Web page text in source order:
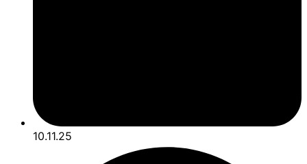
10.11.25